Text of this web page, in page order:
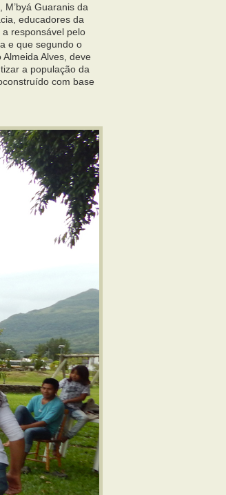
Guaranis da
educadores da
responsável pelo
e que segundo o
Alves, deve
a população da
com base